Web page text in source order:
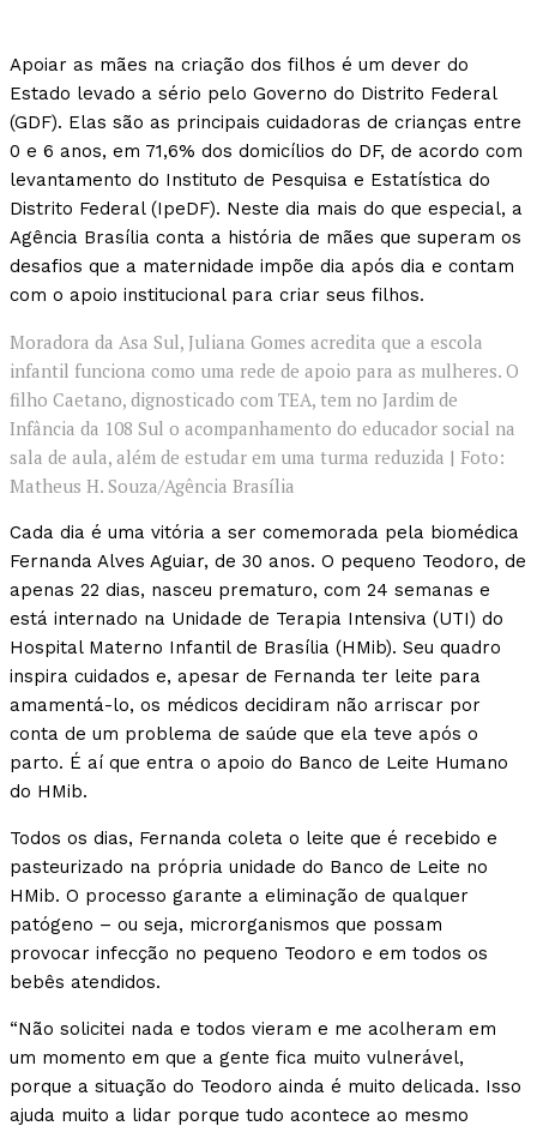
Apoiar as mães na criação dos filhos é um dever do
Estado levado a sério pelo Governo do Distrito Federal
(GDF). Elas são as principais cuidadoras de crianças entre
0 e 6 anos, em 71,6% dos domicílios do DF, de acordo com
levantamento do Instituto de Pesquisa e Estatística do
Distrito Federal (IpeDF). Neste dia mais do que especial, a
Agência Brasília conta a história de mães que superam os
desafios que a maternidade impõe dia após dia e contam
com o apoio institucional para criar seus filhos.
Moradora da Asa Sul, J‌uliana Gomes acredita que a escola
infantil funciona como uma rede de apoio para as mulheres. O
filho Caetano, dignosticado com TEA, tem no Jardim de
Infância da 108 Sul o acompanhamento do educador social na
sala de aula, além de estudar em uma turma reduzida | Foto:
Matheus H. Souza/Agência Brasília
Cada dia é uma vitória a ser comemorada pela biomédica
Fernanda Alves Aguiar, de 30 anos. O pequeno Teodoro, de
apenas 22 dias, nasceu prematuro, com 24 semanas e
está internado na Unidade de Terapia Intensiva (UTI) do
Hospital Materno Infantil de Brasília (HMib). Seu quadro
inspira cuidados e, apesar de Fernanda ter leite para
amamentá-lo, os médicos decidiram não arriscar por
conta de um problema de saúde que ela teve após o
parto. É aí que entra o apoio do Banco de Leite Humano
do HMib.
Todos os dias, Fernanda coleta o leite que é recebido e
pasteurizado na própria unidade do Banco de Leite no
HMib. O processo garante a eliminação de qualquer
patógeno – ou seja, microrganismos que possam
provocar infecção no pequeno Teodoro e em todos os
bebês atendidos.
“Não solicitei nada e todos vieram e me acolheram em
um momento em que a gente fica muito vulnerável,
porque a situação do Teodoro ainda é muito delicada. Isso
ajuda muito a lidar porque tudo acontece ao mesmo